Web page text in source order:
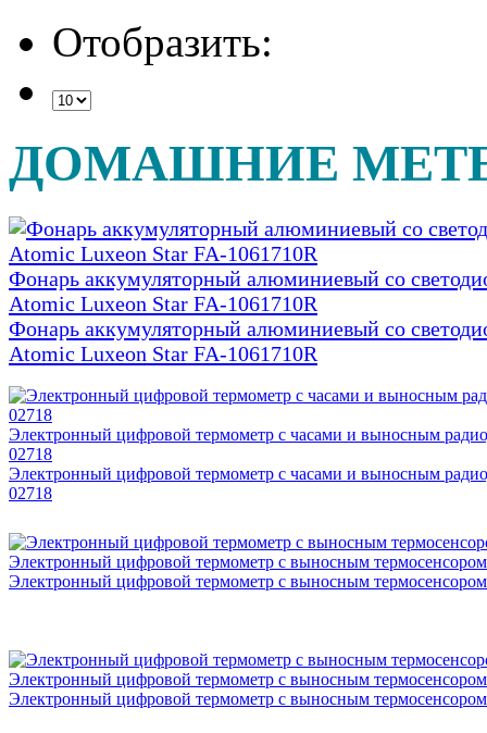
Отобразить:
ДОМАШНИЕ
Фонарь аккумуляторный алюминиевый со
Atomic Luxeon Star FA-1061710R
Фонарь аккумуляторный алюминиевый со
Atomic Luxeon Star FA-1061710R
Электронный цифровой термометр с часами и выносным
02718
Электронный цифровой термометр с часами и выносным
02718
Электронный цифровой термометр с выносным
Электронный цифровой термометр с выносным
Электронный цифровой термометр с выносным
Электронный цифровой термометр с выносным